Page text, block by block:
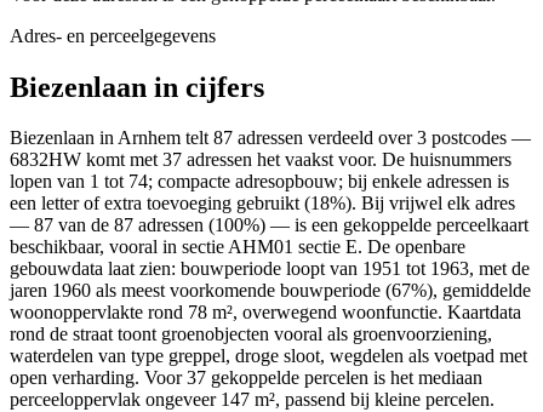
Adres- en perceelgegevens
Biezenlaan in cijfers
Biezenlaan in Arnhem telt 87 adressen verdeeld over 3 postcodes —
6832HW komt met 37 adressen het vaakst voor. De huisnummers
lopen van 1 tot 74; compacte adresopbouw; bij enkele adressen is
een letter of extra toevoeging gebruikt (18%). Bij vrijwel elk adres
— 87 van de 87 adressen (100%) — is een gekoppelde perceelkaart
beschikbaar, vooral in sectie AHM01 sectie E. De openbare
gebouwdata laat zien: bouwperiode loopt van 1951 tot 1963, met de
jaren 1960 als meest voorkomende bouwperiode (67%), gemiddelde
woonoppervlakte rond 78 m², overwegend woonfunctie. Kaartdata
rond de straat toont groenobjecten vooral als groenvoorziening,
waterdelen van type greppel, droge sloot, wegdelen als voetpad met
open verharding. Voor 37 gekoppelde percelen is het mediaan
perceeloppervlak ongeveer 147 m², passend bij kleine percelen.